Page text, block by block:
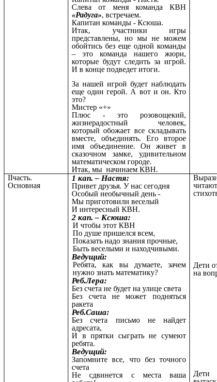
Слева от меня команда КВН
«Радуга», встречаем.
Капитан команды - Ксюша.
Итак, участники игры
представлены, но мы не можем
обойтись без еще одной команды
– это команда нашего жюри,
которые будут следить за игрой.
И в конце подведет итоги.
За нашей игрой будет наблюдать
еще один герой. А вот и он. Кто
это?
Мистер «+»
Плюс - это розовощекий,
жизнерадостный человек,
который обожает все складывать
вместе, объединять. Его второе
имя объединение. Он живет в
сказочном замке, удивительном
математическом городе.
Итак, мы начинаем КВН.
IIчасть.
Основная
1 кап. – Настя:
Привет друзья. У нас сегодня
Особый необычный день -
Мы приготовили веселый
И интересный КВН.
2 кап. – Ксюша:
И чтобы этот КВН
По душе пришелся всем,
Показать надо знания прочные,
Быть веселыми и находчивыми.
Ведущий:
Ребята, как вы думаете, зачем
нужно знать математику?
Реб.Лера:
Без счета не будет на улице света
Без счета не может подняться
ракета
Реб.Саша:
Без счета письмо не найдет
адресата,
И в прятки сыграть не сумеют
ребята.
Ведущий:
Запомните все, что без точного
счета
Не сдвинется с места ваша
Дети
на
Дети